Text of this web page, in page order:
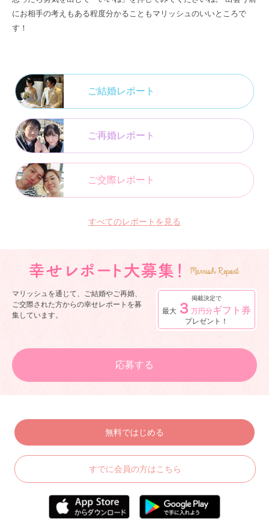
にお相手の考えもある程度分かることもマリッシュのいいところで
す！
ご結婚レポート
ご再婚レポート
ご交際レポート
すべてのレポートを見る
マリッシュを通じて、ご結婚やご再婚、
ご交際された方からの幸せレポートを募
集しています。
掲載決定で
最大 ３ 万円分ギフト券
プレゼント！
応募する
無料ではじめる
すでに会員の方はこちら